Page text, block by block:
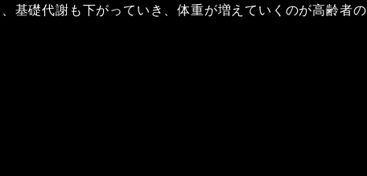
基礎代謝も下がっていき、体重が増えていくのが高齢者の